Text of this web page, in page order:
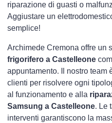
riparazione di guasti o
Aggiustare un
semplice!
Archimede Cremona offre un
frigorifero a Castelleone
appuntamento. Il nostro team
clienti per risolvere ogni
al funzionamento e alla
Samsung a Castelleone. Le
interventi garantiscono la